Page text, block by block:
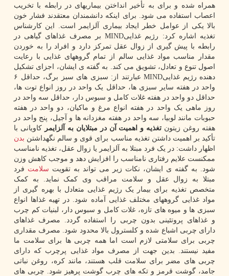
همراه شده و برای به تأخیر انداختن بیماریهای در رابطه با تخریب
اعصاب استفاده می شود. برای اینکه دانشمندان معتقدند فشار خون
بالا یکی از عوامل خطر ایجاد بیماری آلزایمر است. این کارشناس
تغذیه اشاره کرد: رژیم غذاییMIND بر مصرف غذاهای گیاهی در
رابطه با پیش گیری از زوال عقل تمرکز دارد و افراد را به خوردن
مقدار مناسب مواد غذایی سالم از تمام گروههای غذایی با رعایت
اصول تنوع و تعادل، تشویق می کند. به گفته ی ایشان، اجزای تشکیل
دهنده رژیم غذاییMIND عبارتند از: سبزی های سبز برگ، حداقل ۶
واحد در هفته سایر سبزی ها، حداقل یک واحد در روز انواع توت ها،
حداقل دو واحد در هفته غلات کامل و سبوس دار، حداقل سه واحد در
روز ماهی یک واحد در هفته انواع مرغ و ماکیان، دو واحد در هفته
حبوبات مانند لوبیا، سه واحد در هفته مغزدانه ها و آجیل، پنج واحد در
هفته روغن زیتون تغذیه و اهمیت آن در مبتلایان به آلزایمر کاویانی با
تأکید بر اهمیت داشتن تغذیه مناسب برای قوی و سالم نگهداشتن بدن
اظهار داشت: در یک فرد مبتلا به آلزایمر یا زوال عقل، تغذیه نامناسب
ممکنست علایم رفتاری نامناسب را افزایش دهد و موجب کاهش وزن
شود. به گفته ی ایشان، نکات زیر می تواند به تقویت سلامت فرد
مبتلا به زوال عقل و سلامت مراقب وی کمک نماید. به کمک
متخصص تغذیه برای بیمار یک رژیم غذایی متعادل با بهره گیری از
مواد غذایی گروههای مختلف غذایی آماده شود. در تهیه غذاها انواع
سبزی ها و میوه های تازه، غلات کامل و سبوس دار، لبنیات کم چرب
و غذاهای پروتئینی بدون چربی را استفاده گردد. مصرف غذاهای
دارای چربی اشباع شده و کلسترول بالا محدود شود. مصرف مقداری
چربی برای سلامتی لازم است اما همه چربی ها برای سلامت ما
مفید نیستند. بدین جهت از مصرف مواد غذایی پرچرب که دارای
چربی های مضر برای سلامت قلب هستند، مانند کره، روغن نباتی
جامد، گوشت قرمز و تکه های چرب گوشت پرهیز شود. چربی های